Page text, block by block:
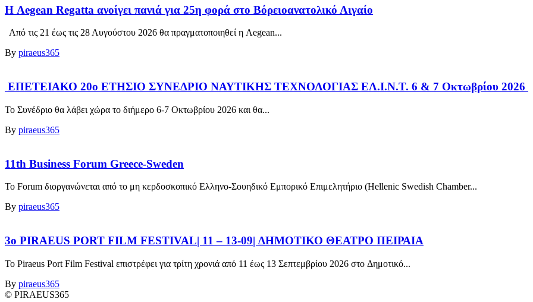
Η Aegean Regatta ανοίγει πανιά για 25η φορά στο Βόρειοανατολικό Αιγαίο
Από τις 21 έως τις 28 Αυγούστου 2026 θα πραγματοποιηθεί η Aegean...
By piraeus365
ΕΠΕΤΕΙΑΚΟ 20ο ΕΤΗΣΙΟ ΣΥΝΕΔΡΙΟ ΝΑΥΤΙΚΗΣ ΤΕΧΝΟΛΟΓΙΑΣ ΕΛ.Ι.Ν.Τ. 6 & 7 Οκτωβρίου 2026
Το Συνέδριο θα λάβει χώρα το διήμερο 6-7 Οκτωβρίου 2026 και θα...
By piraeus365
11th Business Forum Greece-Sweden
Το Forum διοργανώνεται από το μη κερδοσκοπικό Ελληνο-Σουηδικό Εμπορικό Επιμελητήριο (Hellenic Swedish Chamber...
By piraeus365
3ο PIRAEUS PORT FILM FESTIVAL| 11 – 13-09| ΔΗΜΟΤΙΚΟ ΘΕΑΤΡΟ ΠΕΙΡΑΙΑ
Το Piraeus Port Film Festival επιστρέφει για τρίτη χρονιά από 11 έως 13 Σεπτεμβρίου 2026 στο Δημοτικό...
By piraeus365
© PIRAEUS365